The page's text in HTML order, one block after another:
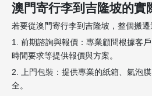
澳門寄行李到吉隆坡的實
若要從澳門寄行李到吉隆坡，整個搬遷
1. 前期諮詢與報價：專業顧問根據客
時間要求等提供報價與方案。
2. 上門包裝：提供專業的紙箱、氣泡
全。